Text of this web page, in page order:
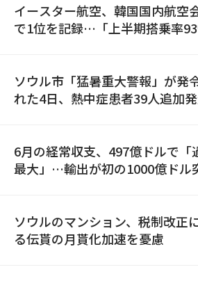
イースター航空、韓国国内航空
で1位を記録…「上半期搭乗率
ソウル市「猛暑重大警報」が発
れた4日、熱中症患者39人追加
6月の経常収支、497億ドルで「
最大」…輸出が初の1000億ドル
ソウルのマンション、税制改正
る伝貰の月貰化加速を憂慮